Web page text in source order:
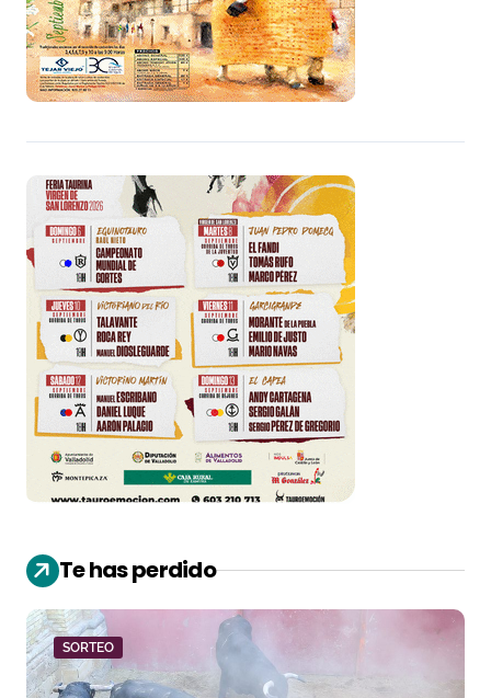
Te has perdido
SORTEO